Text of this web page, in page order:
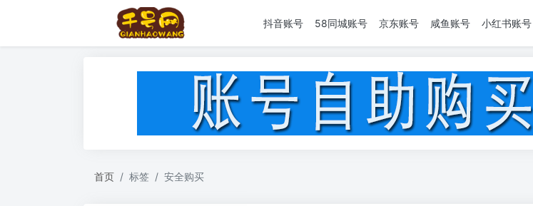
抖音账号 58同城账号 京东账号 咸鱼账号 小红书账号
首页 标签 安全购买